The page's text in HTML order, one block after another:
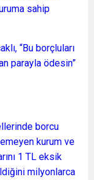
sahip
“Bu borçluları
parayla ödesin”
borcu
kurum ve
1 TL eksik
milyonlarca